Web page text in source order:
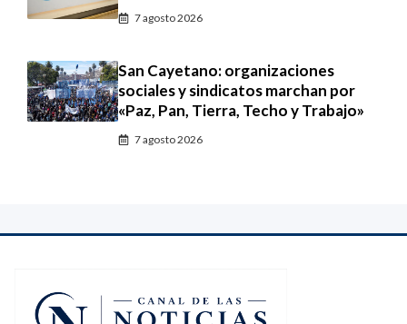
7 agosto 2026
San Cayetano: organizaciones
sociales y sindicatos marchan por
«Paz, Pan, Tierra, Techo y Trabajo»
7 agosto 2026